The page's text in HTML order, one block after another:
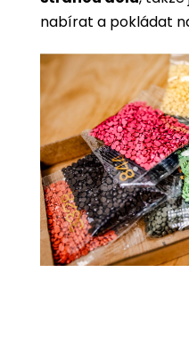
nabírat a pokládat